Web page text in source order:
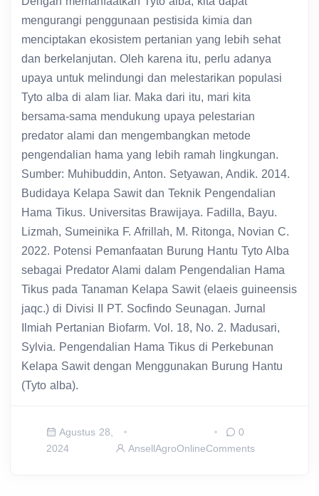
mengurangi penggunaan pestisida kimia dan
menciptakan ekosistem pertanian yang lebih sehat
dan berkelanjutan. Oleh karena itu, perlu adanya
upaya untuk melindungi dan melestarikan populasi
Tyto alba di alam liar. Maka dari itu, mari kita
bersama-sama mendukung upaya pelestarian
predator alami dan mengembangkan metode
pengendalian hama yang lebih ramah lingkungan.
Sumber: Muhibuddin, Anton. Setyawan, Andik. 2014.
Budidaya Kelapa Sawit dan Teknik Pengendalian
Hama Tikus. Universitas Brawijaya. Fadilla, Bayu.
Lizmah, Sumeinika F. Afrillah, M. Ritonga, Novian C.
2022. Potensi Pemanfaatan Burung Hantu Tyto Alba
sebagai Predator Alami dalam Pengendalian Hama
Tikus pada Tanaman Kelapa Sawit (elaeis guineensis
jaqc.) di Divisi II PT. Socfindo Seunagan. Jurnal
Ilmiah Pertanian Biofarm. Vol. 18, No. 2. Madusari,
Sylvia. Pengendalian Hama Tikus di Perkebunan
Kelapa Sawit dengan Menggunakan Burung Hantu
(Tyto alba).
Agustus 28,
2024
AnsellAgroOnline
0
Comments